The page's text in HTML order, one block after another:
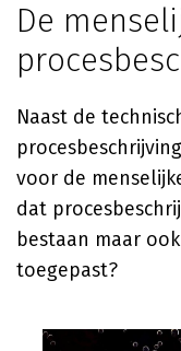
De
Naast de
voor de
dat
bestaan maar
toegepast?